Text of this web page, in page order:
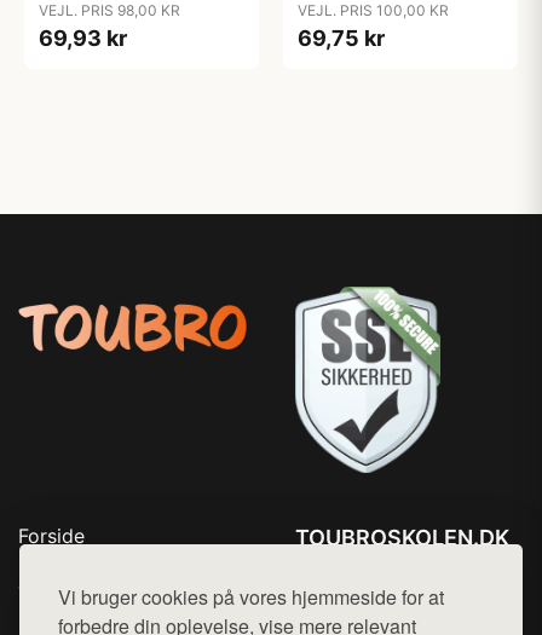
Vi bruger cookies på vores hjemmeside for at
forbedre din oplevelse, vise mere relevant
VEJL. PRIS 98,00 KR
69,93 kr
XXXL
VEJL. PRIS 100,00 KR
69,75 kr
Forside
Top Rabatter
Blog
TOUBROSKOLEN.DK
Mail: hej@want.dk